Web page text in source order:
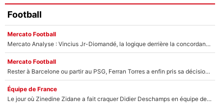
Football
Mercato Football
Mercato Analyse : Vincius Jr-Diomandé, la logique derrière la concordance des temps
Mercato Football
Rester à Barcelone ou partir au PSG, Ferran Torres a enfin pris sa décision : La course contre la montre est lancée !
Équipe de France
Le jour où Zinedine Zidane a fait craquer Didier Deschamps en équipe de France : «Je m’en suis voulu», l’ancien sélectionneur a regretté son geste !